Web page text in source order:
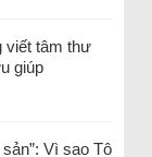
viết tâm thư
giúp
Vì sao Tô